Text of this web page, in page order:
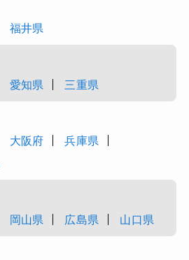
福井県
愛知県 三重県
大阪府
兵庫県
岡山県 広島県 山口県